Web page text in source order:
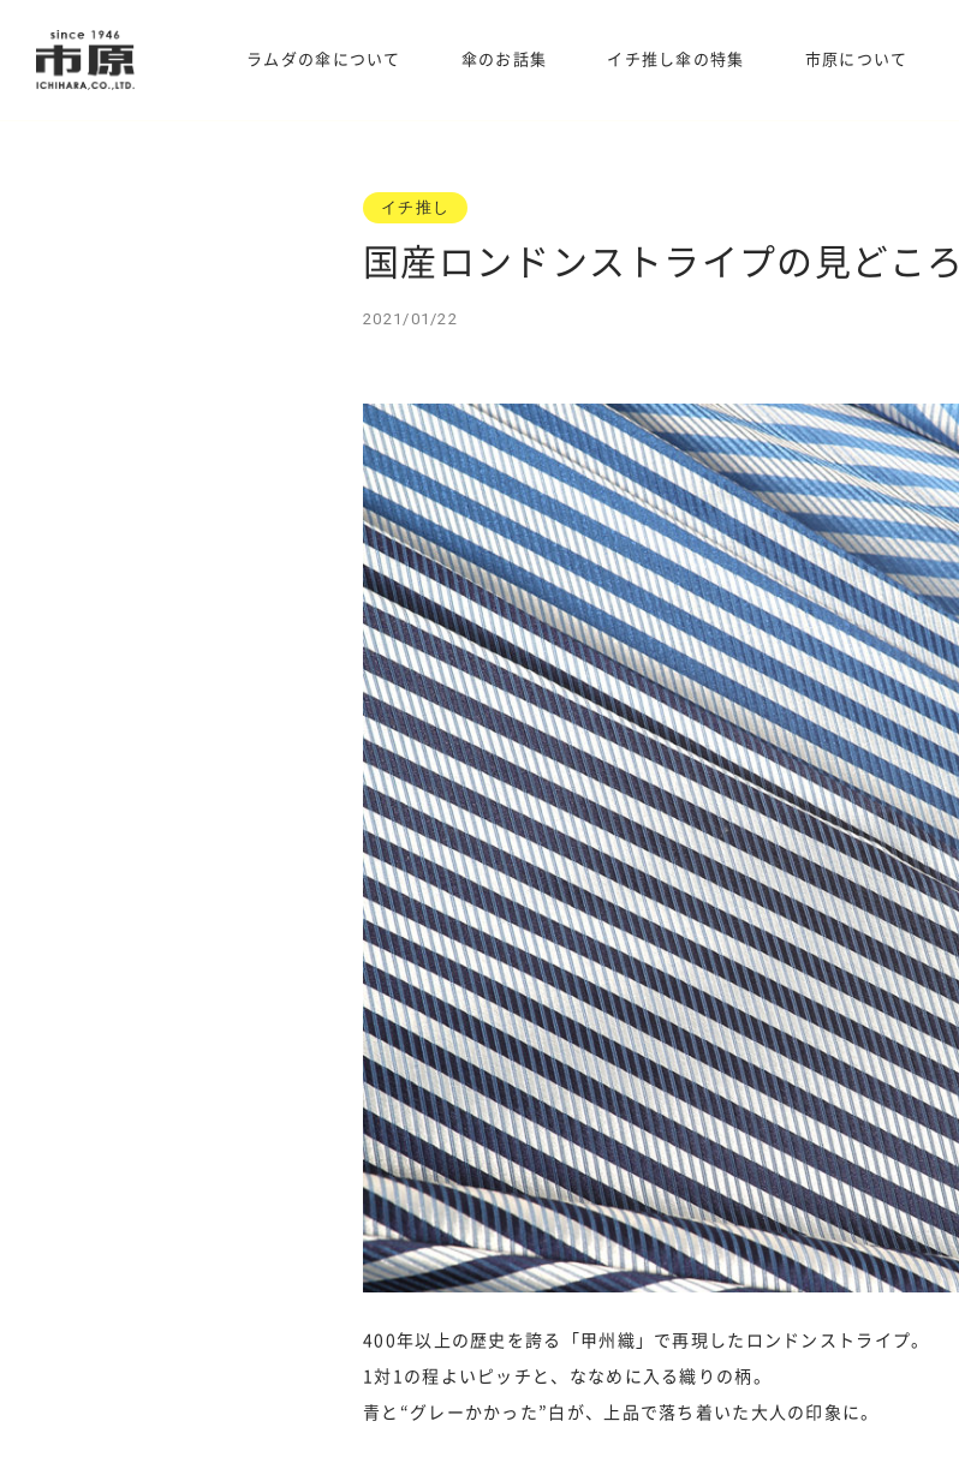
ラムダの傘について 傘のお話集 イチ推し傘の特集 市原について
イチ推し
国産ロンドンストライプの見どころ
2021/01/22
400年以上の歴史を誇る「甲州織」で再現したロンドンストライプ。
1対1の程よいピッチと、ななめに入る織りの柄。
青と“グレーかかった”白が、上品で落ち着いた大人の印象に。